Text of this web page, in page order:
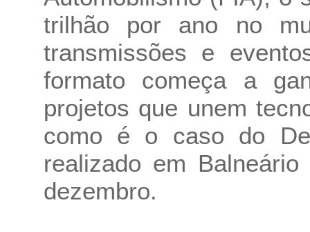
trilhão por ano no
transmissões e
formato começa a
projetos que unem
como é o caso do
realizado em
dezembro.